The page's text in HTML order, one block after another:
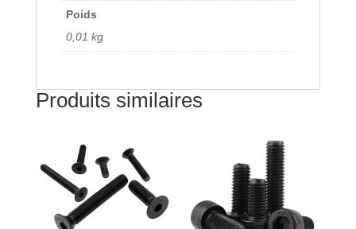
Six-
Poids
0,01 kg
Produits similaires